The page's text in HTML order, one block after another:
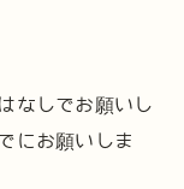
なしでお願いし
にお願いしま